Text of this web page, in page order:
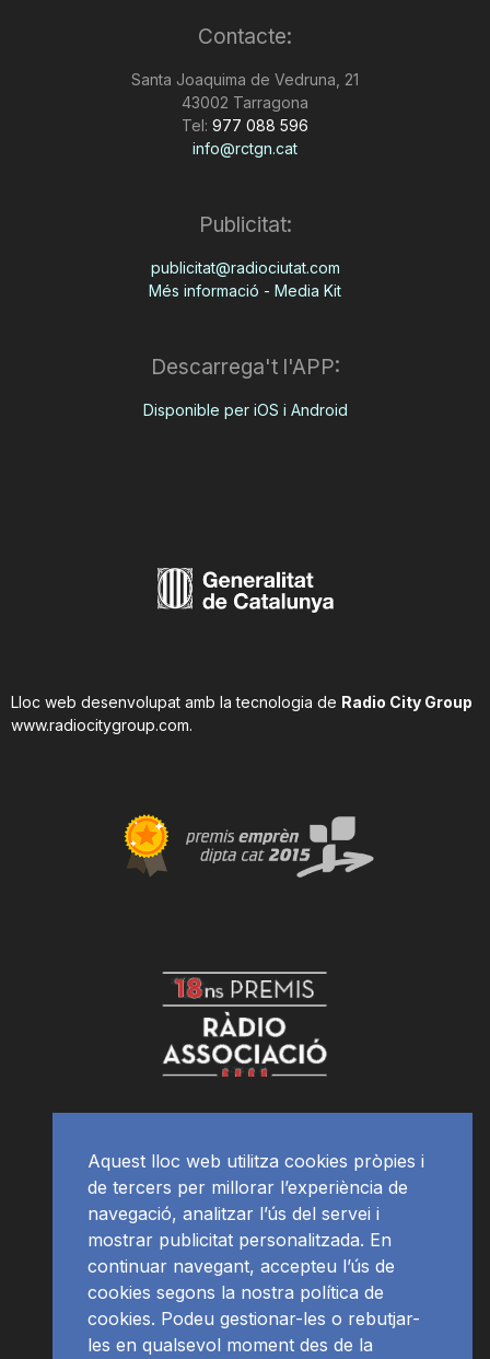
Contacte:
Santa Joaquima de Vedruna, 21
43002 Tarragona
Tel: 977 088 596
info@rctgn.cat
Publicitat:
publicitat@radiociutat.com
Més informació - Media Kit
Descarrega't l'APP:
Disponible per iOS i Android
Lloc web desenvolupat amb la tecnologia de Radio City Group
www.radiocitygroup.com.
Aquest lloc web utilitza cookies pròpies i
de tercers per millorar l’experiència de
navegació, analitzar l’ús del servei i
mostrar publicitat personalitzada. En
continuar navegant, accepteu l’ús de
cookies segons la nostra política de
cookies. Podeu gestionar-les o rebutjar-
les en qualsevol moment des de la